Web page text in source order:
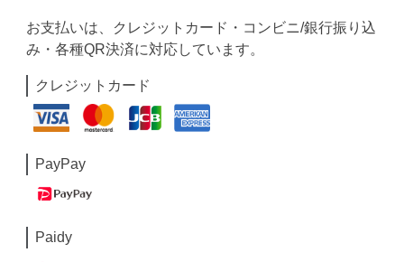
お支払いは、クレジットカード・コンビニ/銀行振り込
み・各種QR決済に対応しています。
クレジットカード
PayPay
Paidy